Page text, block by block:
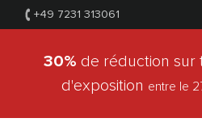
+49 7231 313061
30% de réduction sur
d'exposition entre le